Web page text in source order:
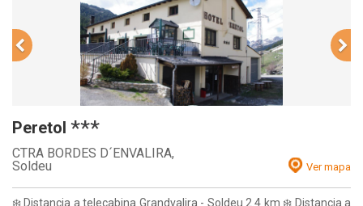
Peretol ***
CTRA BORDES D´ENVALIRA,
Soldeu
Ver mapa
❄️ Distancia a telecabina Grandvalira - Soldeu 2.4 km ❄️ Distancia a